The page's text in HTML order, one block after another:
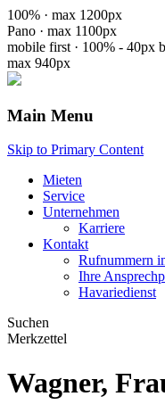
100% · max 1200px
Pano · max 1100px
mobile first · 100% - 40px
max 940px
Main Menu
Skip to Primary Content
Mieten
Service
Unternehmen
Karriere
Kontakt
Rufnummern
Ihre
Havariedienst
Suchen
Merkzettel
Wagner,